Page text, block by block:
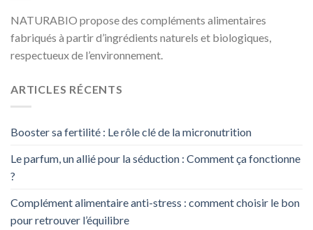
NATURABIO propose des compléments alimentaires
fabriqués à partir d’ingrédients naturels et biologiques,
respectueux de l’environnement.
ARTICLES RÉCENTS
Booster sa fertilité : Le rôle clé de la micronutrition
Le parfum, un allié pour la séduction : Comment ça fonctionne
?
Complément alimentaire anti-stress : comment choisir le bon
pour retrouver l’équilibre